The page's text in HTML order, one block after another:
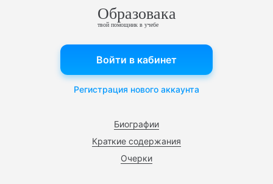
Образовака
твой помощник в учебе
Биографии
Краткие содержания
Очерки
Войти в кабинет
Регистрация нового аккаунта